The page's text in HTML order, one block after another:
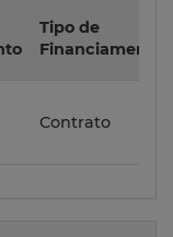
Tipo de
Financiamento
Contrato